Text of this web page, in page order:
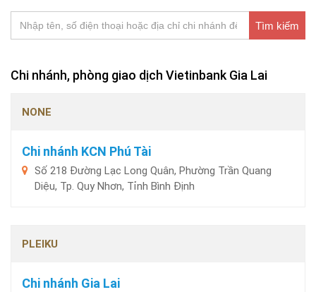
Tìm kiếm
Chi nhánh, phòng giao dịch Vietinbank Gia Lai
NONE
Chi nhánh KCN Phú Tài
Số 218 Đường Lạc Long Quân, Phường Trần Quang
Diệu, Tp. Quy Nhơn, Tỉnh Bình Định
PLEIKU
Chi nhánh Gia Lai